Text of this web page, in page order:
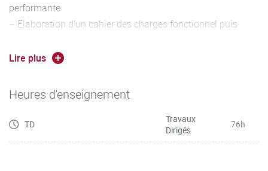
performante
– Elaboration d’un cahier des charges fonctionnel puis
– Optimisation de la relation client digitalisée
informationnels
Lire plus
Heures d'enseignement
TD
Travaux
Dirigés
76h